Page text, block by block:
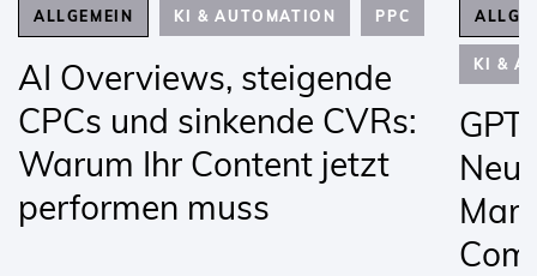
ALLGEMEIN KI & AUTOMATION PPC
AI Overviews, steigende
CPCs und sinkende CVRs:
Warum Ihr Content jetzt
performen muss
KI &